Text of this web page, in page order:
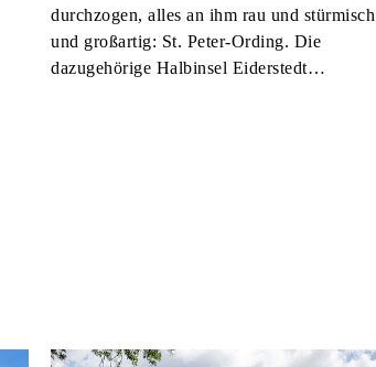
durchzogen, alles an ihm rau und stürmisch
und großartig: St. Peter-Ording. Die
dazugehörige Halbinsel Eiderstedt…